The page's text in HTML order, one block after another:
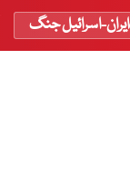
ایران-اسرائیل جنگ